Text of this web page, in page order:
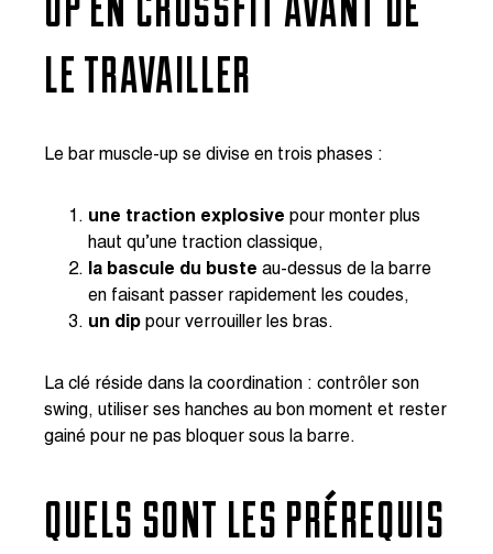
LE TRAVAILLER
Le bar muscle-up se divise en trois phases :
une traction explosive pour monter plus
haut qu’une traction classique,
la bascule du buste au-dessus de la barre
en faisant passer rapidement les coudes,
un dip pour verrouiller les bras.
La clé réside dans la coordination : contrôler son
swing, utiliser ses hanches au bon moment et rester
gainé pour ne pas bloquer sous la barre.
QUELS SONT LES PRÉREQUIS